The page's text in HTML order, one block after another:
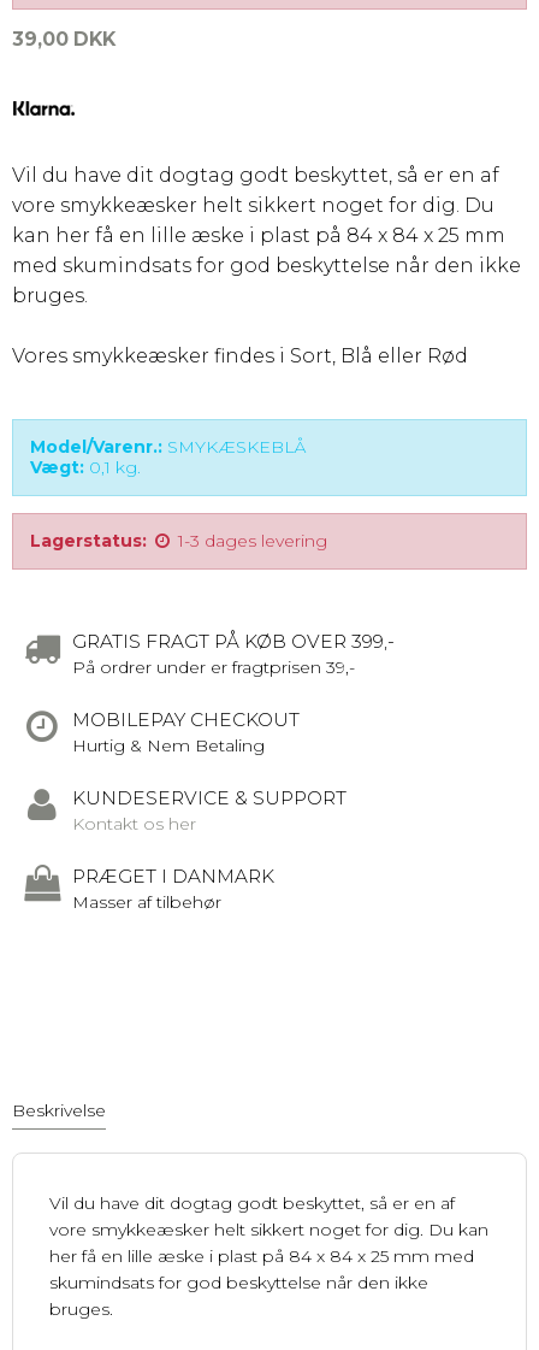
39,00 DKK
Vil du have dit dogtag godt beskyttet, så er en af
vore smykkeæsker helt sikkert noget for dig. Du
kan her få en lille æske i plast på 84 x 84 x 25 mm
med skumindsats for god beskyttelse når den ikke
bruges.
Vores smykkeæsker findes i Sort, Blå eller Rød
Model/Varenr.: SMYKÆSKEBLÅ
Vægt: 0,1 kg.
Lagerstatus: 1-3 dages levering
GRATIS FRAGT PÅ KØB OVER 399,-
På ordrer under er fragtprisen 39,-
MOBILEPAY CHECKOUT
Hurtig & Nem Betaling
KUNDESERVICE & SUPPORT
Kontakt os her
PRÆGET I DANMARK
Masser af tilbehør
Beskrivelse
Vil du have dit dogtag godt beskyttet, så er en af
vore smykkeæsker helt sikkert noget for dig. Du kan
her få en lille æske i plast på 84 x 84 x 25 mm med
skumindsats for god beskyttelse når den ikke
bruges.